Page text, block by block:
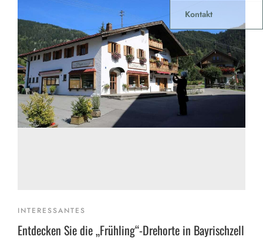
INTERESSANTES
Entdecken Sie die „Frühling“-Drehorte in Bayrischzell
Kontakt